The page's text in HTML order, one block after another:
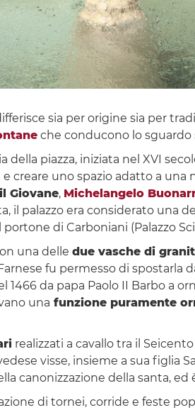
sia per origine sia per
che conducono lo sguardo
della piazza, iniziata nel XVI
creare uno spazio adatto a
Giovane, Michelangelo
il palazzo era considerato una
portone di Carboniani (Palazzo
una delle due vasche di
fu permesso di spostarla
1466 da papa Paolo II Barbo a
una funzione puramente
realizzati a cavallo tra il
visse, insieme a sua figlia
canonizzazione della santa,
di tornei, corride e feste